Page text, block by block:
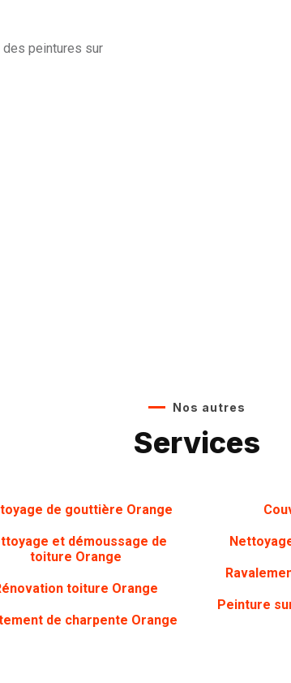
peintures sur
Nos autres
Services
de gouttière Orange
et démoussage de
toiture Orange
toiture Orange
de charpente Orange
Peinture